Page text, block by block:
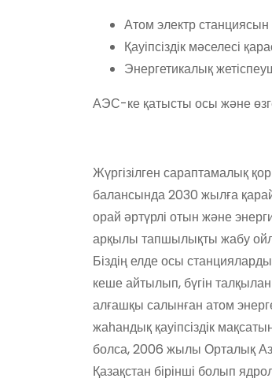
Атом электр станциясын
Қауіпсіздік мәселесі
Энергетикалық
АЭС-ке қатысты осы және
Жүргізілген сараптамалық
балансында 2030 жылға
орай әртүрлі отын және
арқылы тапшылықты жабу
Біздің елде осы
кеше айтылып, бүгін
алғашқы салынған атом
жаһандық қауіпсіздік
болса, 2006 жылы Орталық
Қазақстан бірінші болып